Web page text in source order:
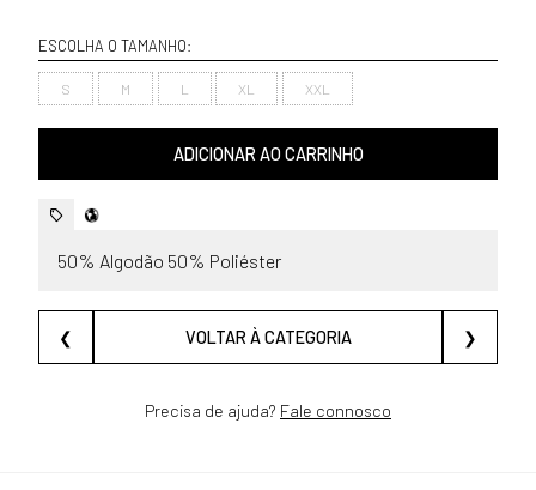
ESCOLHA O TAMANHO:
S M L XL XXL
ADICIONAR AO CARRINHO
50% Algodão 50% Poliéster
❮ VOLTAR À CATEGORIA ❯
Precisa de ajuda? Fale connosco